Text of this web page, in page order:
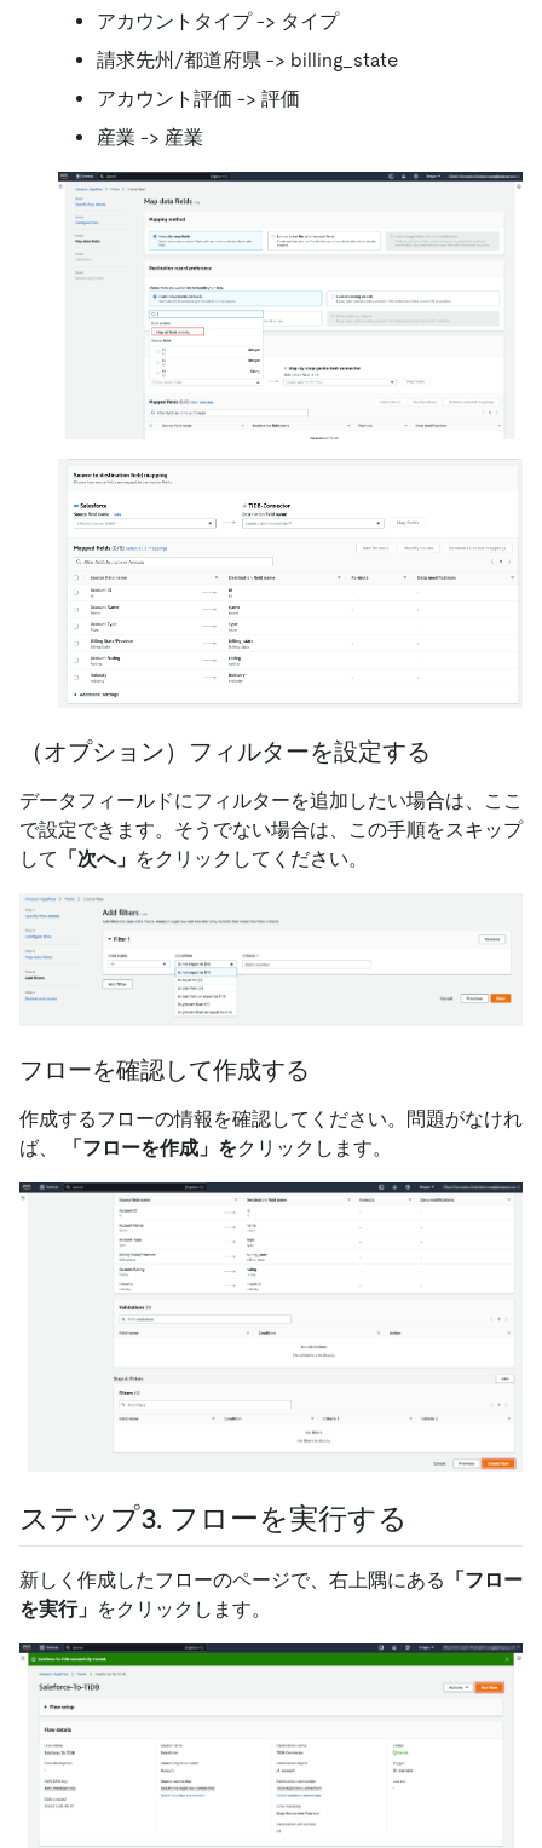
アカウントタイプ -> タイプ
請求先州/都道府県 -> billing_state
アカウント評価 -> 評価
産業 -> 産業
（オプション）フィルターを設定する
データフィールドにフィルターを追加したい場合は、ここ
で設定できます。そうでない場合は、この手順をスキップ
して 「次へ」 をクリックしてください。
フローを確認して作成する
作成するフローの情報を確認してください。問題がなけれ
ば、
「フローを作成」をクリックします。
ステップ3. フローを実行する
新しく作成したフローのページで、右上隅にある 「フロー
を実行」 をクリックします。